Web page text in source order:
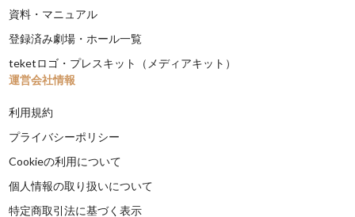
資料・マニュアル
登録済み劇場・ホール一覧
teketロゴ・プレスキット（メディアキット）
運営会社情報
利用規約
プライバシーポリシー
Cookieの利用について
個人情報の取り扱いについて
特定商取引法に基づく表示